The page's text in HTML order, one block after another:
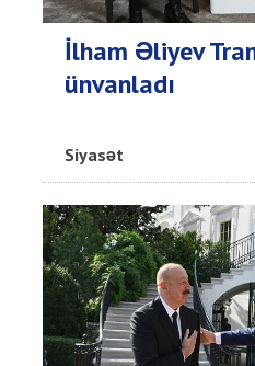
İlham Əliyev
ünvanladı
Siyasət